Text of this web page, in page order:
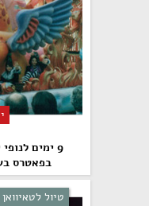
9 ימים
בפאטרס
טיול